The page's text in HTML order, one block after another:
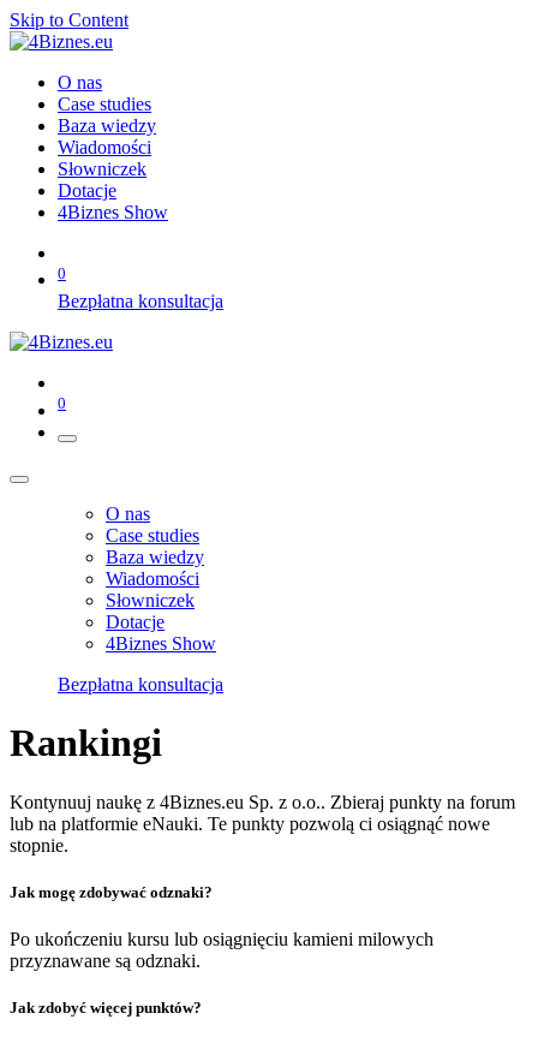
Skip to Content
O nas
Case studies
Baza wiedzy
Wiadomości
Słowniczek
Dotacje
4Biznes Show
0
Bezpłatna konsultacja
0
O nas
Case studies
Baza wiedzy
Wiadomości
Słowniczek
Dotacje
4Biznes Show
Bezpłatna konsultacja
Rankingi
Kontynuuj naukę z 4Biznes.eu Sp. z o.o.. Zbieraj punkty na forum
lub na platformie eNauki. Te punkty pozwolą ci osiągnąć nowe
stopnie.
Jak mogę zdobywać odznaki?
Po ukończeniu kursu lub osiągnięciu kamieni milowych
przyznawane są odznaki.
Jak zdobyć więcej punktów?